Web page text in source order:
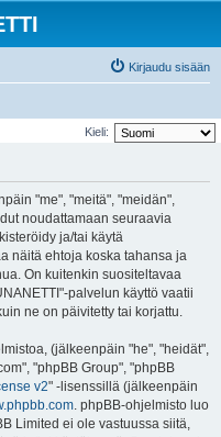
Kirjaudu sisään
Kieli:
"me", "meitä", "meidän",
noudattamaan seuraavia
ja/tai käytä
näitä ehtoja koska tahansa ja
On kuitenkin suositeltavaa
palvelun käyttö vaatii
ne on päivitetty tai korjattu.
(jälkeenpäin "he", "heidät",
"phpBB Group", "phpBB
v2" -lisenssillä (jälkeenpäin
. phpBB-ohjelmisto luo
Limited ei ole vastuussa siitä,